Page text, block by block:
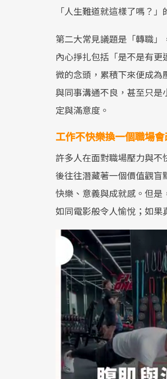
「人生難道就這樣了嗎？
第二大常見議題是「轉職
內心掙扎包括「是不是有
微的念頭，累積下來便成為
與同事溝通不良，甚至只
定與滿意度。
工作不快樂換一個職場
許多人在面對職場壓力與不
後往往潛藏著一個價值觀
快樂、意義與成就感。但
如同電影般令人愉悅；如果